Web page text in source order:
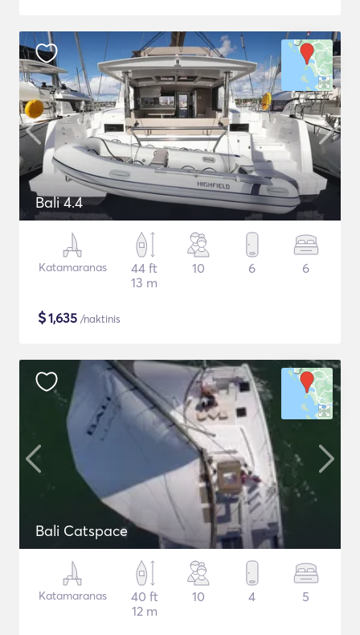
Bali 4.4
Katamaranas
44 ft
13 m
10 6 6
$1,635 /naktinis
Bali Catspace
Katamaranas
40 ft
12 m
10 4 5